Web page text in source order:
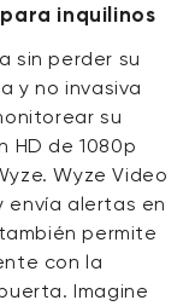
inquilinos
sin perder su
y no invasiva
su
HD de 1080p
Wyze Video
envía alertas en
permite
con la
Imagine